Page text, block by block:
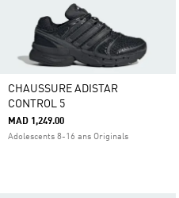
CHAUSSURE ADISTAR
CONTROL 5
MAD 1,249.00
Adolescents 8-16 ans Originals